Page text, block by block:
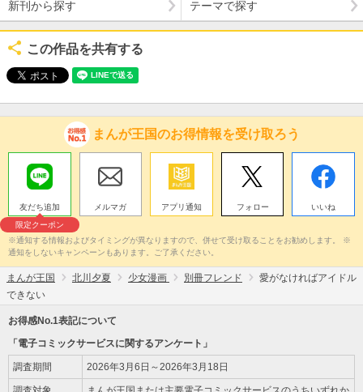
新刊から探す テーマで探す
この作品を共有する
まんが王国のお得情報を受け取ろう
友だち追加
限定クーポン
メルマガ アプリ通知 フォロー いいね
※通知する情報およびタイミングが異なりますので、併せて受け取ることをお勧めします。 ※
通知をしないキャンペーンもあります。ご了承ください。
まんが王国 北川夕夏 少女漫画 別冊フレンド
愛がなければアイドル
できない
お得感No.1表記について
「電子コミックサービスに関するアンケート」
調査期間 2026年3月6日～2026年3月18日